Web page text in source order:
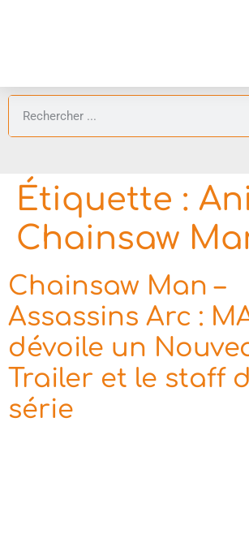
Étiquette :
Chainsaw
Chainsaw Man –
Assassins Arc :
dévoile un
Trailer et le staff
série